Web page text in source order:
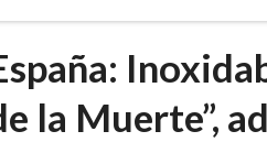
la Muerte”,